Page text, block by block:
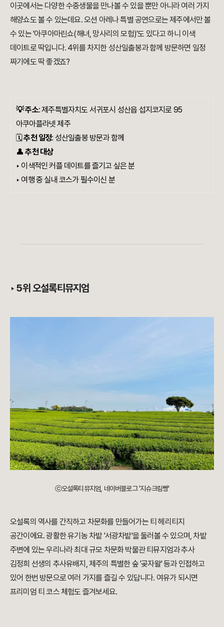
이곳에서는 다양한 수중생물을 만나볼 수 있을 뿐만 아니라 여러 가지
해양쇼도 볼 수 있는데요. 오션 아레나 특별 공연으로는 제주에서만 볼
수 있는 '아쿠아마린쇼(해녀, 망사리의 모험)'도 있다고 하니 이색
데이트로 딱입니다. 4위를 차지한 성산일출봉과 함께 방문하면 일정
짜기에도 딱 좋겠죠?
💡 주소:제주특별자치도 서귀포시 성산읍 섭지코지로 95
아쿠아플라넷 제주
🗓️추천 일정: 성산일출봉 방문과 함께
👤추천 대상
‣ 이색적인 커플 데이트를 즐기고 싶은 분
‣ 여행 중 실내 코스가 필수이신 분
‣ 5위 오설록티뮤지엄
ⓒ오설록티뮤지엄, 네이버블로그 '지슈크림빵'
오설록의 역사를 간직하고 차문화를 만들어가는 티 헤리티지
공간이에요. 광활한 유기농 차밭 '서광차밭'을 둘러볼 수 있으며, 차밭
주변에 있는 우리나라 최대 규모 차문화 박물관 티뮤지엄과 추사
김정희 선생의 추사유배지, 제주의 특별한 숲 '곶자왈' 등과 인접하고
있어 한번 방문으로 여러 가지를 즐길 수 있답니다. 여유가 되시면
프리미엄 티 코스 체험도 즐겨보세요.